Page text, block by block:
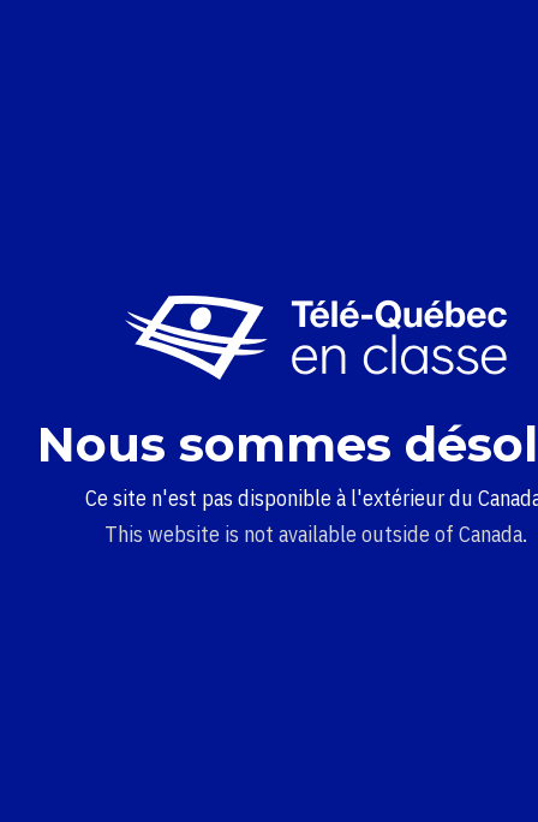
Nous sommes
Ce site n'est pas disponible à l'extérieur du
This website is not available outside of Canada.